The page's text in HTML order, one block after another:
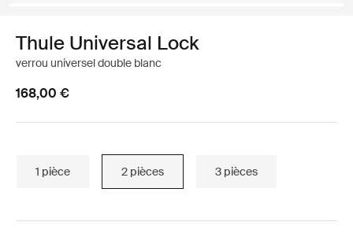
Thule Universal Lock
verrou universel double blanc
168,00 €
1 pièce 2 pièces 3 pièces